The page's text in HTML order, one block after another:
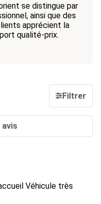
se distingue par
ainsi que des
apprécient la
qualité-prix.
Filtrer
avis
Véhicule très